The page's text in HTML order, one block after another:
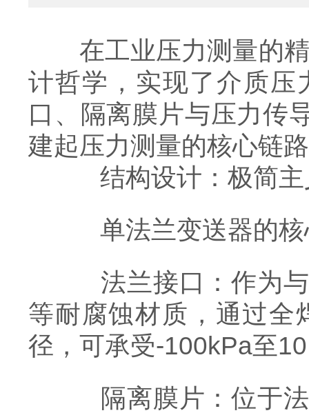
在工业压力测量的精
计哲学，实现了介质压
口、隔离膜片与压力传
建起压力测量的核心链
结构设计：极简主
单法兰变送器的核
法兰接口：作为与
等耐腐蚀材质，通过全
径，可承受-100kPa至
隔离膜片：位于法